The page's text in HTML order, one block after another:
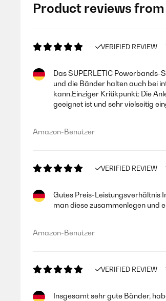
Product reviews
VERIFIED REVIEW
Das SUPERLETIC
und die Bänder halten auch bei
kann.Einziger Kritikpunkt: Die
geeignet ist und sehr vielseitig
Amazon-Benutzer
VERIFIED REVIEW
Gutes Preis-Leistungsverhältnis
man diese zusammenlegen und
Amazon-Benutzer
VERIFIED REVIEW
Insgesamt sehr gute Bänder,